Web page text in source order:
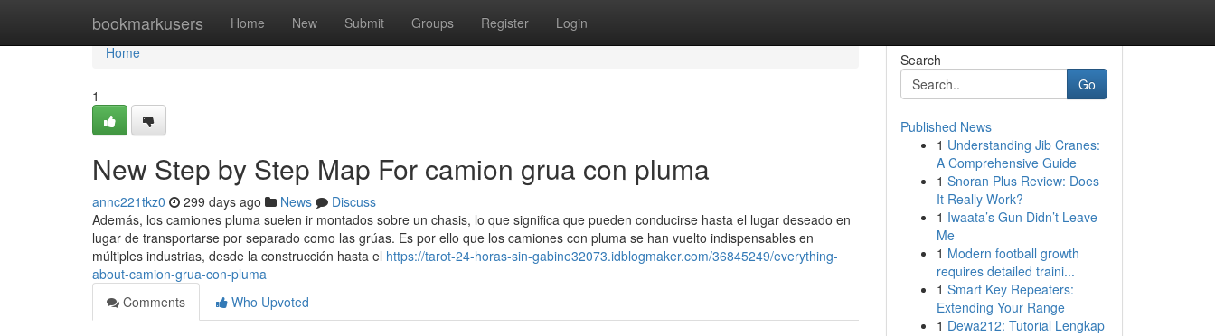
bookmarkusers Home New Submit Groups Register Login
Home
Home
1
New Step by Step Map For camion grua con pluma
annc221tkz0 299 days ago News
Discuss
Además, los camiones pluma suelen ir montados sobre un chasis, lo que significa que pueden conducirse hasta el lugar deseado en
lugar de transportarse por separado como las grúas. Es por ello que los camiones con pluma se han vuelto indispensables en
múltiples industrias, desde la construcción hasta el https://tarot-24-horas-sin-gabine32073.idblogmaker.com/36845249/everything-
about-camion-grua-con-pluma
Comments
Who Upvoted
Search
Go
Published News
1 Understanding Jib Cranes:
A Comprehensive Guide
1 Snoran Plus Review: Does
It Really Work?
1 Iwaata’s Gun Didn’t Leave
Me
1 Modern football growth
requires detailed traini...
1 Smart Key Repeaters:
Extending Your Range
1 Dewa212: Tutorial Lengkap